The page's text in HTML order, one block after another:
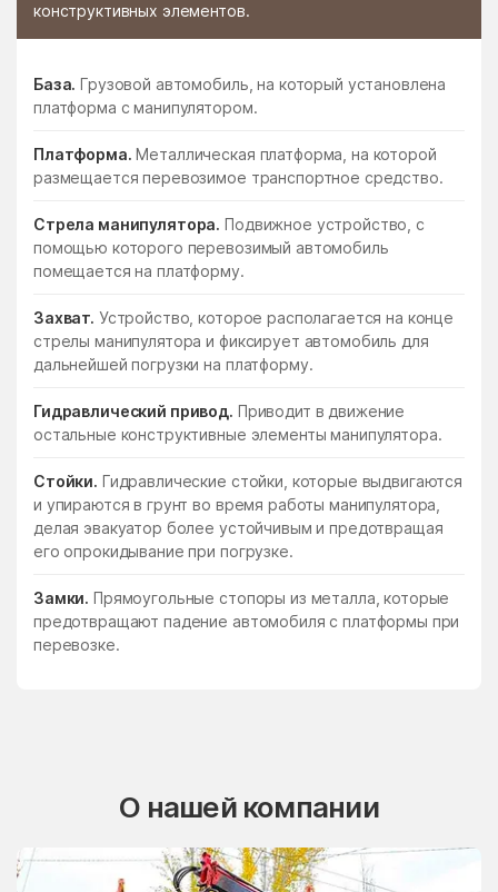
конструктивных элементов.
База. Грузовой автомобиль, на который установлена
платформа с манипулятором.
Платформа. Металлическая платформа, на которой
размещается перевозимое транспортное средство.
Стрела манипулятора. Подвижное устройство, с
помощью которого перевозимый автомобиль
помещается на платформу.
Захват. Устройство, которое располагается на конце
стрелы манипулятора и фиксирует автомобиль для
дальнейшей погрузки на платформу.
Гидравлический привод. Приводит в движение
остальные конструктивные элементы манипулятора.
Стойки. Гидравлические стойки, которые выдвигаются
и упираются в грунт во время работы манипулятора,
делая эвакуатор более устойчивым и предотвращая
его опрокидывание при погрузке.
Замки. Прямоугольные стопоры из металла, которые
предотвращают падение автомобиля с платформы при
перевозке.
О нашей компании